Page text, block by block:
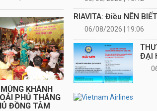
KHÁNH
PHỦ THÁNG
ĐỒNG TÂM
RIAVITA: Điều NÊN
06/08/2026 | 19:06
ĐẠI